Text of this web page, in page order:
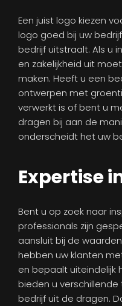
Een juist logo kiezen
logo goed bij uw
bedrijf uitstraalt. Als u
en zakelijkheid uit
maken. Heeft u een
ontwerpen met
verwerkt is of bent u
dragen bij aan de
onderscheidt het uw
Expertise
Bent u op zoek naar
professionals zijn
aansluit bij de
hebben uw klanten
en bepaalt uiteindelijk
bieden u
bedrijf uit de dragen.